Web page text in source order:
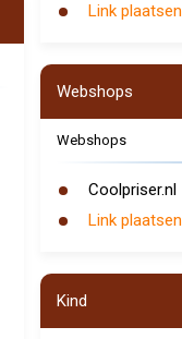
Link plaatsen
Webshops
Webshops
Coolpriser.nl
Link plaatsen
Kind